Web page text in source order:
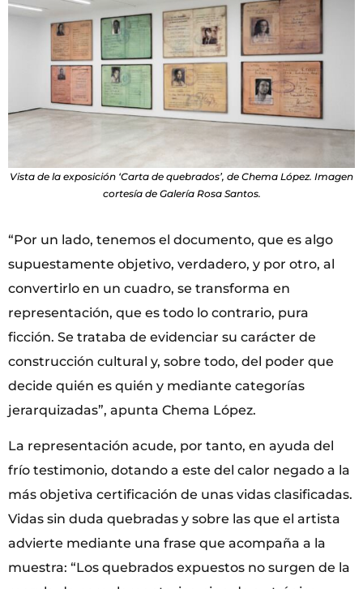
Vista de la exposición ‘Carta de quebrados’, de Chema López. Imagen
cortesía de Galería Rosa Santos.
“Por un lado, tenemos el documento, que es algo
supuestamente objetivo, verdadero, y por otro, al
convertirlo en un cuadro, se transforma en
representación, que es todo lo contrario, pura
ficción. Se trataba de evidenciar su carácter de
construcción cultural y, sobre todo, del poder que
decide quién es quién y mediante categorías
jerarquizadas”, apunta Chema López.
La representación acude, por tanto, en ayuda del
frío testimonio, dotando a este del calor negado a la
más objetiva certificación de unas vidas clasificadas.
Vidas sin duda quebradas y sobre las que el artista
advierte mediante una frase que acompaña a la
muestra: “Los quebrados expuestos no surgen de la